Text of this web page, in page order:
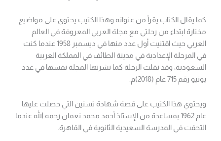
كما يقال الكتاب يقرأ من عنوانه وهذا الكتيب يحتوي على مواضيع
مختارة ابتداء من رحلتي مع مجلة العربي المعروفة في العالم
العربي حيث اقتنيت أول عدد منها في ديسمبر 1958 عندما كنت
في المرحلة الإعدادية في مدينة الطائف في المملكة العربية
السعودية، وقد نقلت الرحلة كما نشرتها المجلة نفسها في عدد
يونيو رقم 715 عام (2018)م.
ويحتوي هذا الكتيب على قصة شهادة تسنين التي حصلت عليها
عام 1962 بمساعدة من الإستاذ أحمد محمد نعمان رحمه الله عندما
التحقت في المدرسة السعيدية الثانوية في القاهرة.